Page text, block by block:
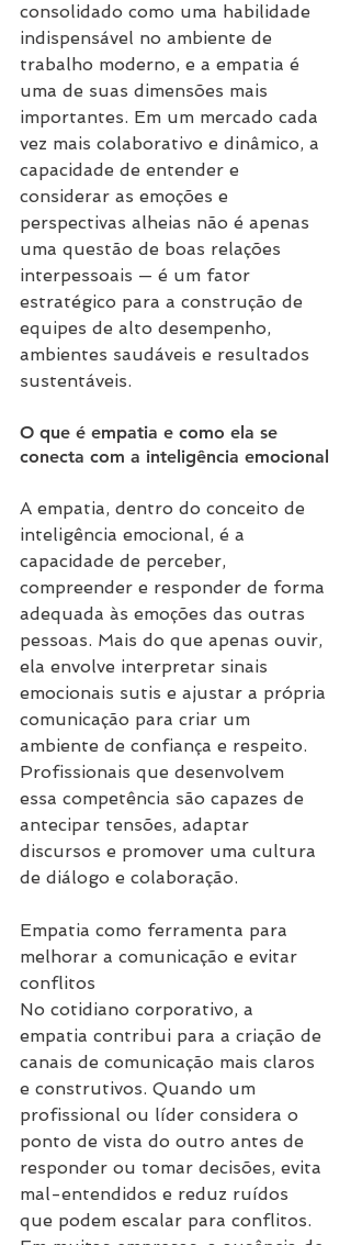
consolidado como uma habilidade
indispensável no ambiente de
trabalho moderno, e a empatia é
uma de suas dimensões mais
importantes. Em um mercado cada
vez mais colaborativo e dinâmico, a
capacidade de entender e
considerar as emoções e
perspectivas alheias não é apenas
uma questão de boas relações
interpessoais — é um fator
estratégico para a construção de
equipes de alto desempenho,
ambientes saudáveis e resultados
sustentáveis.
O que é empatia e como ela se
conecta com a inteligência emocional
A empatia, dentro do conceito de
inteligência emocional, é a
capacidade de perceber,
compreender e responder de forma
adequada às emoções das outras
pessoas. Mais do que apenas ouvir,
ela envolve interpretar sinais
emocionais sutis e ajustar a própria
comunicação para criar um
ambiente de confiança e respeito.
Profissionais que desenvolvem
essa competência são capazes de
antecipar tensões, adaptar
discursos e promover uma cultura
de diálogo e colaboração.
Empatia como ferramenta para
melhorar a comunicação e evitar
conflitos
No cotidiano corporativo, a
empatia contribui para a criação de
canais de comunicação mais claros
e construtivos. Quando um
profissional ou líder considera o
ponto de vista do outro antes de
responder ou tomar decisões, evita
mal-entendidos e reduz ruídos
que podem escalar para conflitos.